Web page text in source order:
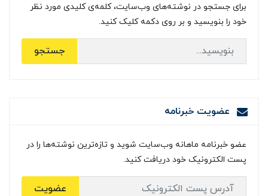
برای جستجو در نوشته‌های وب‌سایت، کلمه‌ی کلیدی مورد نظر
خود را بنویسید و بر روی دکمه کلیک کنید.
جستجو
عضویت خبرنامه
عضو خبرنامه ماهانه وب‌سایت شوید و تازه‌ترین نوشته‌ها را در
پست الکترونیک خود دریافت کنید.
عضویت